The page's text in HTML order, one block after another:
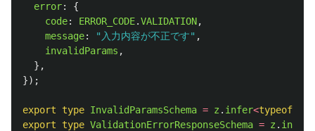
error:
{
code: ERROR_CODE.VALIDATION,
message: " 入力内容が不正です" ,
invalidParams ,
},
});
export type InvalidParamsSchema = z . infer<typeof
export
type ValidationErrorResponseSchema = z . infer